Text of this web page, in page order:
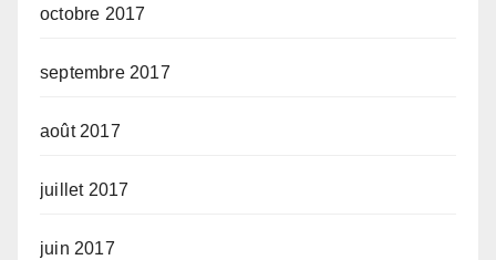
octobre 2017
septembre 2017
août 2017
juillet 2017
juin 2017